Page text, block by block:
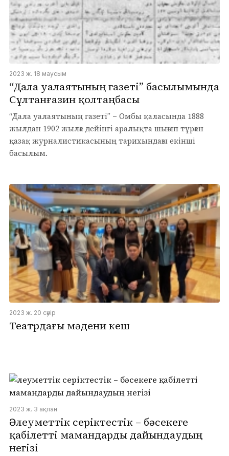
2023 ж. 18 маусым
“Дала уалаятының газеті” басылымында
Сұлтанғазин қолтаңбасы
“Дала уалаятының газеті” – Омбы қаласында 1888
жылдан 1902 жылға дейінгі аралықта шығып тұрған
қазақ журналистикасының тарихындағы екінші
басылым.
2023 ж. 20 сәуір
Театрдағы мәдени кеш
2023 ж. 3 ақпан
Әлеуметтік серіктестік – бәсекеге
қабілетті мамандарды дайындаудың
негізі